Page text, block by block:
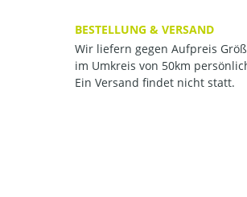
BESTELLUNG & VERSAND
Wir liefern gegen Aufpreis
im Umkreis von 50km
Ein Versand findet nicht statt.